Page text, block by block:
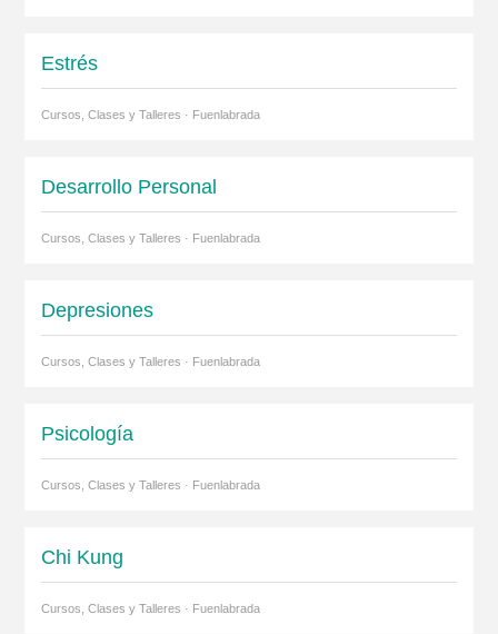
Estrés
Cursos, Clases y Talleres · Fuenlabrada
Desarrollo Personal
Cursos, Clases y Talleres · Fuenlabrada
Depresiones
Cursos, Clases y Talleres · Fuenlabrada
Psicología
Cursos, Clases y Talleres · Fuenlabrada
Chi Kung
Cursos, Clases y Talleres · Fuenlabrada